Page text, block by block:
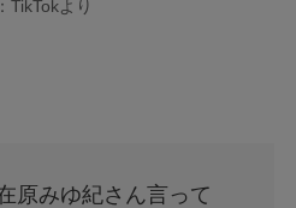
TikTokより
原みゆ紀さん言って